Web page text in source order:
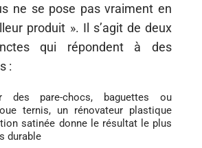
ne se pose pas vraiment en
produit ». Il s’agit de deux
qui répondent à des
:
des pare-chocs, baguettes ou
ternis, un rénovateur plastique
satinée donne le résultat le plus
durable